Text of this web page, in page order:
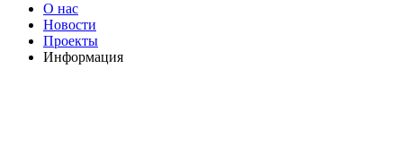
О нас
Новости
Проекты
Информация